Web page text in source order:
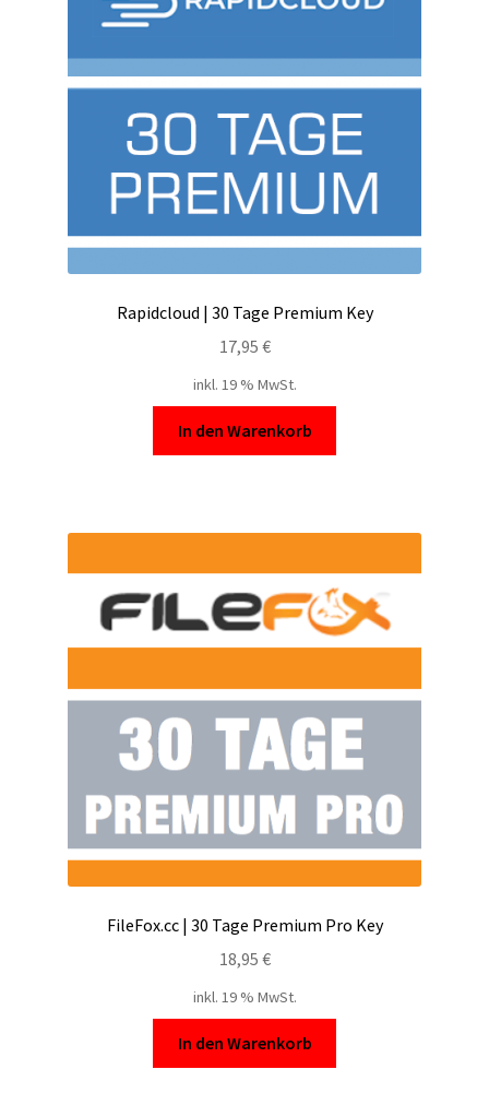
Rapidcloud | 30 Tage Premium Key
17,95 €
inkl. 19 % MwSt.
In den Warenkorb
FileFox.cc | 30 Tage Premium Pro Key
18,95 €
inkl. 19 % MwSt.
In den Warenkorb